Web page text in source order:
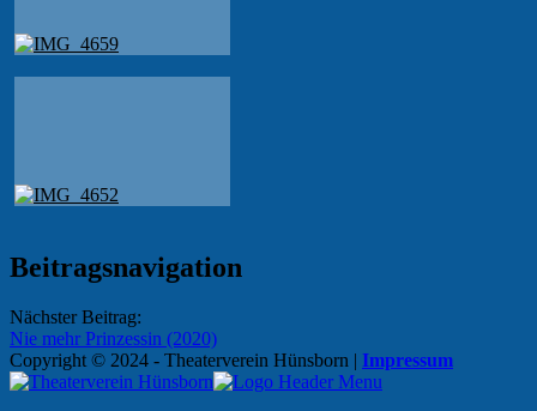
Beitragsnavigation
Nächster Beitrag:
Nie mehr Prinzessin (2020)
Copyright © 2024 - Theaterverein Hünsborn | Impressum